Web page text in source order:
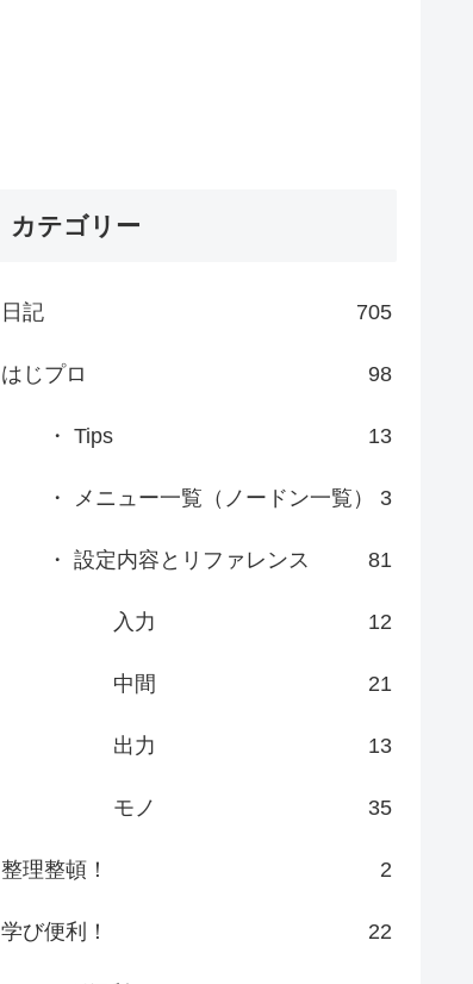
カテゴリー
日記 705
はじプロ 98
・ Tips 13
・ メニュー一覧（ノードン一覧） 3
・ 設定内容とリファレンス 81
入力 12
中間 21
出力 13
モノ 35
整理整頓！ 2
学び便利！ 22